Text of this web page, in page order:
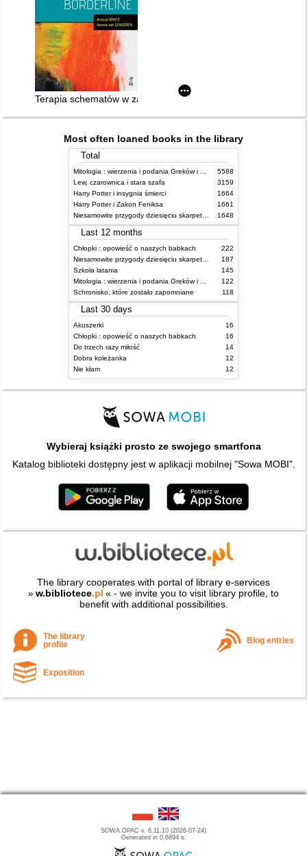
Terapia schematów w zaburzeniu osobowości typu borderline
Most often loaned books in the library
Total
5588
Lew, czarownica i stara szafa
3159
Harry Potter i insygnia śmierci
1664
Harry Potter i Zakon Feniksa
1661
1648
Last 12 months
Chłopki : opowieść o naszych babkach
222
187
Szkoła latania
145
122
Schronisko, które zostało zapomniane
118
Last 30 days
Akuszerki
16
Chłopki : opowieść o naszych babkach
16
Do trzech razy miłość
14
Dobra koleżanka
12
Nie kłam
12
Wybieraj książki prosto ze swojego smartfona
Katalog biblioteki dostępny jest w aplikacji mobilnej "Sowa MOBI".
The library cooperates with portal of library e-services
»w.bibliotece.pl « - we invite you to visit library profile, to
benefit with additional possibilities.
The library
profile
Blog entries
Exposition
SOWA OPAC v. 6.11.10 (2026-07-24)
Generated in 0,6894 s.